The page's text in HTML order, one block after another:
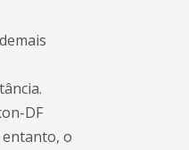
DF
entanto, o